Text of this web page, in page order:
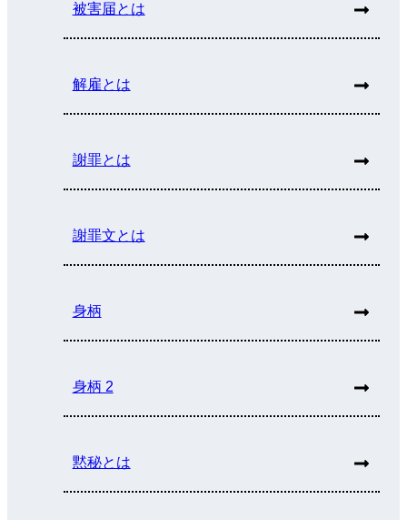
被害届とは
解雇とは
謝罪とは
謝罪文とは
身柄
身柄 2
黙秘とは